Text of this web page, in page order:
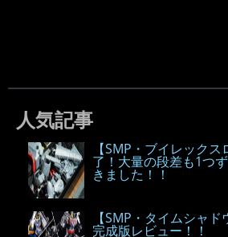
人気記事
【SMP・ブイレック
了！大量の段差も1つ
きました！！
【SMP・タイムシャ
完成版レビュー！！